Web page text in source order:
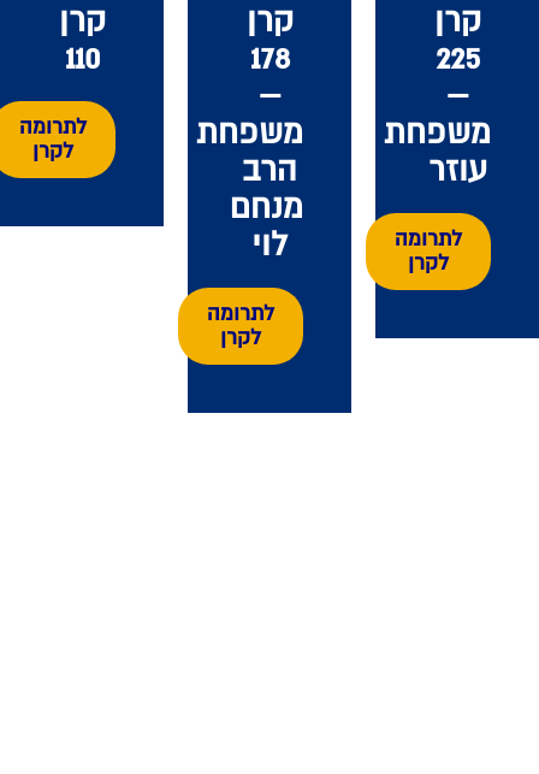
קרן
225
–
משפחת
עוזר
לתרומה
לקרן
קרן
178
–
משפחת
הרב
מנחם
לוי
לתרומה
לקרן
קרן
110
לתרומה
לקרן